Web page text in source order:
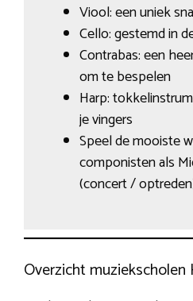
Viool: een uniek
Cello: gestemd in
Contrabas: een
om te bespelen
Harp:
je vingers
Speel de mooiste
componisten als
(concert /
Overzicht muziekscholen